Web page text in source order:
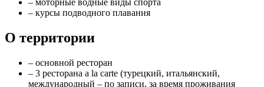
– курсы подводного плавания
О территории
– основной ресторан
– 3 ресторана a la carte (турецкий, итальянский,
международный – по записи, за время проживания